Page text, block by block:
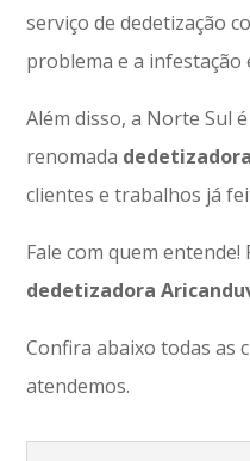
serviço de dedetização
problema e a infestação
Além disso, a Norte Sul
renomada dedetizadora
clientes e trabalhos já
Fale com quem entende!
dedetizadora
Confira abaixo todas as
atendemos.